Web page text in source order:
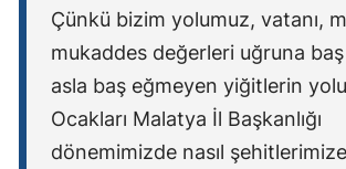
Çünkü bizim yolumuz, vatanı,
mukaddes değerleri uğruna
asla baş eğmeyen yiğitlerin
Ocakları Malatya İl Başkanlığı
dönemimizde nasıl